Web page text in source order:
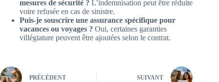
mesures de sécurité ? L’indemnisation peut être réduite
voire refusée en cas de sinistre.
Puis-je souscrire une assurance spécifique pour
vacances ou voyages ? Oui, certaines garanties
villégiature peuvent être ajoutées selon le contrat.
PRÉCÉDENT SUIVANT